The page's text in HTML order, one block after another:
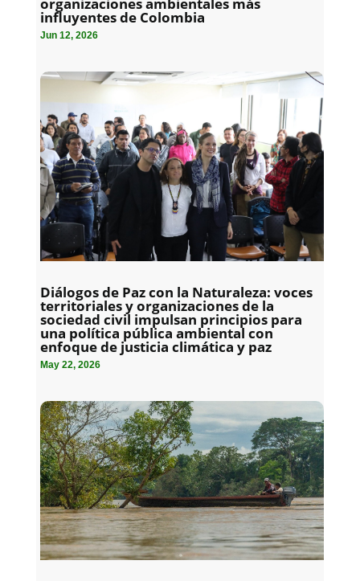
influyentes de Colombia
Jun 12, 2026
Diálogos de Paz con la Naturaleza: voces
territoriales y organizaciones de la
sociedad civil impulsan principios para
una política pública ambiental con
enfoque de justicia climática y paz
May 22, 2026